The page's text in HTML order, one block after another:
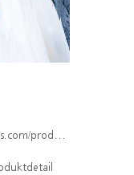
isin/DE000WA4Q662